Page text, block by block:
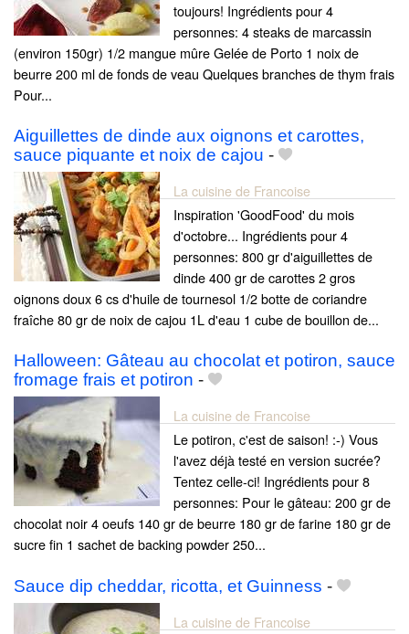
toujours! Ingrédients pour 4
personnes: 4 steaks de marcassin
(environ 150gr) 1/2 mangue mûre Gelée de Porto 1 noix de
beurre 200 ml de fonds de veau Quelques branches de thym frais
Pour...
Aiguillettes de dinde aux oignons et carottes,
sauce piquante et noix de cajou -
La cuisine de Francoise
Inspiration 'GoodFood' du mois
d'octobre... Ingrédients pour 4
personnes: 800 gr d'aiguillettes de
dinde 400 gr de carottes 2 gros
oignons doux 6 cs d'huile de tournesol 1/2 botte de coriandre
fraîche 80 gr de noix de cajou 1L d'eau 1 cube de bouillon de...
Halloween: Gâteau au chocolat et potiron, sauce
fromage frais et potiron -
La cuisine de Francoise
Le potiron, c'est de saison! :-) Vous
l'avez déjà testé en version sucrée?
Tentez celle-ci! Ingrédients pour 8
personnes: Pour le gâteau: 200 gr de
chocolat noir 4 oeufs 140 gr de beurre 180 gr de farine 180 gr de
sucre fin 1 sachet de backing powder 250...
Sauce dip cheddar, ricotta, et Guinness -
La cuisine de Francoise